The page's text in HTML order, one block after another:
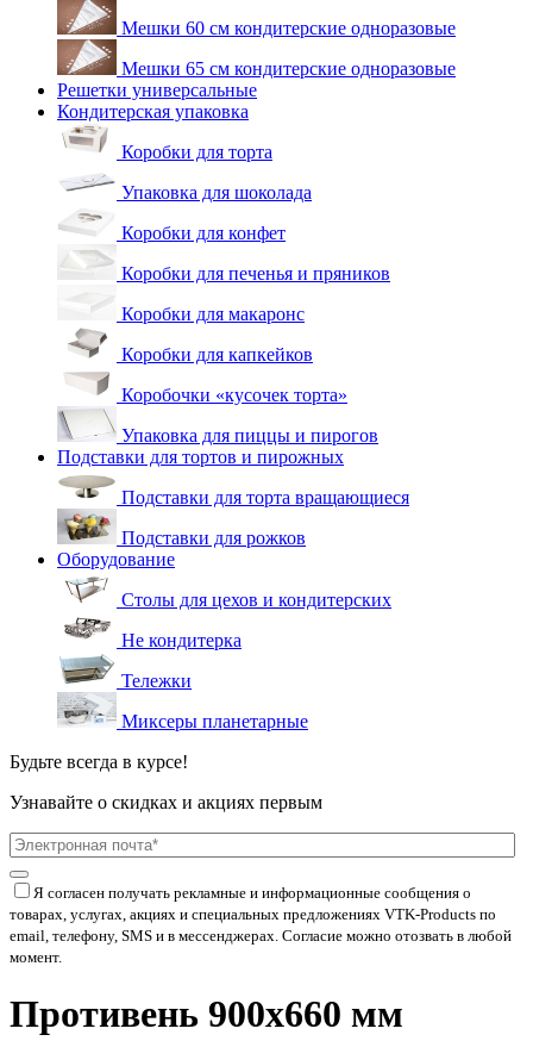
Мешки 60 см кондитерские одноразовые
Мешки 65 см кондитерские одноразовые
Решетки универсальные
Кондитерская упаковка
Коробки для торта
Упаковка для шоколада
Коробки для конфет
Коробки для печенья и пряников
Коробки для макаронс
Коробки для капкейков
Коробочки «кусочек торта»
Упаковка для пиццы и пирогов
Подставки для тортов и пирожных
Подставки для торта вращающиеся
Подставки для рожков
Оборудование
Столы для цехов и кондитерских
Не кондитерка
Тележки
Миксеры планетарные
Будьте всегда в курсе!
Узнавайте о скидках и акциях первым
Я согласен получать рекламные и информационные сообщения о
товарах, услугах, акциях и специальных предложениях VTK-Products по
email, телефону, SMS и в мессенджерах. Согласие можно отозвать в любой
момент.
Противень 900х660 мм